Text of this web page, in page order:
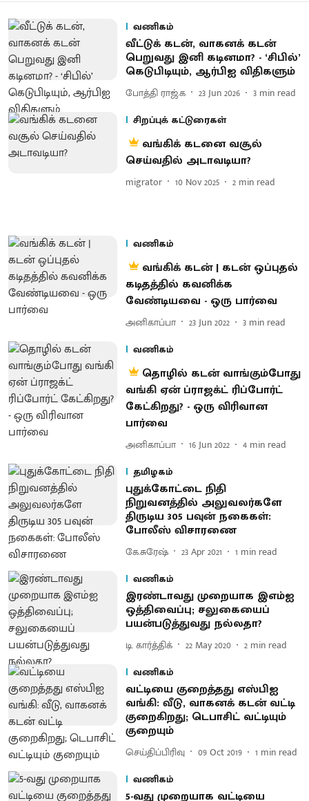
வணிகம்
வீட்டுக் கடன், வாகனக் கடன்
பெறுவது இனி கடினமா? - ‘சிபில்’
கெடுபிடியும், ஆர்பிஐ விதிகளும்
போத்தி ராஜ்.க 23 Jun 2026 3 min read
சிறப்புக் கட்டுரைகள்
வங்கிக் கடனை வசூல்
செய்வதில் அடாவடியா?
migrator 10 Nov 2025 2 min read
வணிகம்
வங்கிக் கடன் | கடன் ஒப்புதல்
கடிதத்தில் கவனிக்க
வேண்டியவை - ஒரு பார்வை
அனிகாப்பா 23 Jun 2022 3 min read
வணிகம்
தொழில் கடன் வாங்கும்போது
வங்கி ஏன் ப்ராஜக்ட் ரிப்போர்ட்
கேட்கிறது? - ஒரு விரிவான
பார்வை
அனிகாப்பா 16 Jun 2022 4 min read
தமிழகம்
புதுக்கோட்டை நிதி
நிறுவனத்தில் அலுவலர்களே
திருடிய 305 பவுன் நகைகள்:
போலீஸ் விசாரணை
கே.சுரேஷ் 23 Apr 2021 1 min read
வணிகம்
இரண்டாவது முறையாக இஎம்ஐ
ஒத்திவைப்பு; சலுகையைப்
பயன்படுத்துவது நல்லதா?
டி. கார்த்திக் 22 May 2020 2 min read
வணிகம்
வட்டியை குறைத்தது எஸ்பிஐ
வங்கி: வீடு, வாகனக் கடன் வட்டி
குறைகிறது; டெபாசிட் வட்டியும்
குறையும்
செய்திப்பிரிவு 09 Oct 2019 1 min read
வணிகம்
5-வது முறையாக வட்டியை